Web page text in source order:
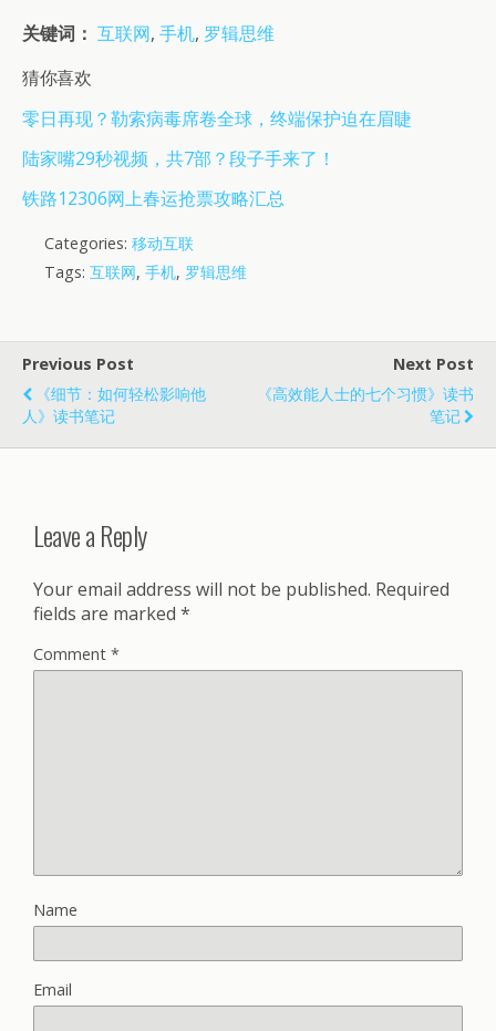
关键词： 互联网, 手机, 罗辑思维
猜你喜欢
零日再现？勒索病毒席卷全球，终端保护迫在眉睫
陆家嘴29秒视频，共7部？段子手来了！
铁路12306网上春运抢票攻略汇总
Categories: 移动互联
Tags: 互联网, 手机, 罗辑思维
Previous Post
《细节：如何轻松影响他
人》读书笔记
Next Post
《 高效能人士的七个习惯》读书
笔记
Leave a Reply
Your email address will not be published. Required
fields are marked *
Comment *
Name
Email